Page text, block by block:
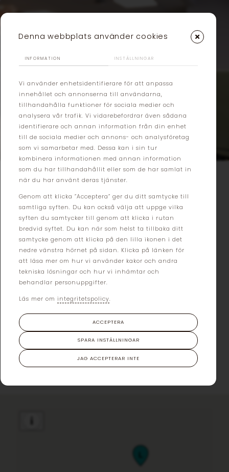
Lediga lokaler
Vi har lokaler som lyfter din
verksamhet.
Vi har uppdraget från olika fastighetsägare att hitta de
perfekta hyresgästerna – ett uppdrag vi har haft under
flera år. Då vi dessutom ofta själva jobbar med
förvaltningen av fastigheten, så gillar vi långsiktiga
lösningar och raka puckar. Vi hoppas och jobbar starkt
för att hjälpa dig att hitta en plats som passar just din
verksamhet!
KONTAKTA OSS
Denna webbplats använder cookies
INFORMATION INSTÄLLNINGAR
Vi använder enhetsidentifierare för att anpassa
innehållet och annonserna till användarna,
tillhandahålla funktioner för sociala medier och
analysera vår trafik. Vi vidarebefordrar även sådana
identifierare och annan information från din enhet
till de sociala medier och annons- och analysföretag
som vi samarbetar med. Dessa kan i sin tur
kombinera informationen med annan information
som du har tillhandahållit eller som de har samlat in
när du har använt deras tjänster.
Genom att klicka ”Acceptera” ger du ditt samtycke till
samtliga syften. Du kan också välja att uppge vilka
syften du samtycker till genom att klicka i rutan
bredvid syftet. Du kan när som helst ta tillbaka ditt
samtycke genom att klicka på den lilla ikonen i det
nedre vänstra hörnet på sidan. Klicka på länken för
att läsa mer om hur vi använder kakor och andra
tekniska lösningar och hur vi inhämtar och
behandlar personuppgifter.
Läs mer om integritetspolicy.
JAG ACCEPTERAR INTE
SPARA INSTÄLLNINGAR
ACCEPTERA